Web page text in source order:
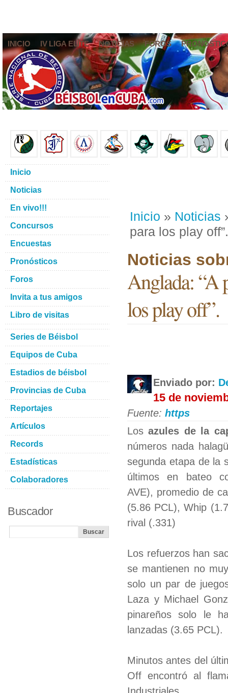
INICIO IV LIGA ELITE NOTICIAS FOROS
Inicio » Noticias
para los play off”.
Noticias
Anglada: “A
los play off”.
Enviado por:
15 de
Fuente: https
Losazules de la
números nada
segunda etapa de la
últimos en bateo
AVE), promedio de
(5.86 PCL), Whip
rival (.331)
Los refuerzos han
se mantienen no
solo un par de
Laza y Michael
pinareños solo le
lanzadas (3.65 PCL).
Minutos antes del
Off encontró al
Inicio
Noticias
En vivo!!!
Concursos
Encuestas
Pronósticos
Foros
Invita a tus amigos
Libro de visitas
Series de Béisbol
Equipos de Cuba
Estadios de béisbol
Provincias de Cuba
Reportajes
Artículos
Records
Estadísticas
Colaboradores
Buscador